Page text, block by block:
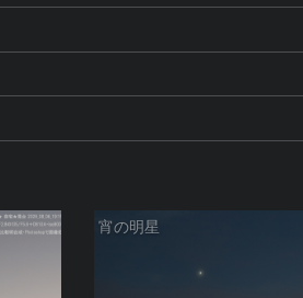
宵の明星